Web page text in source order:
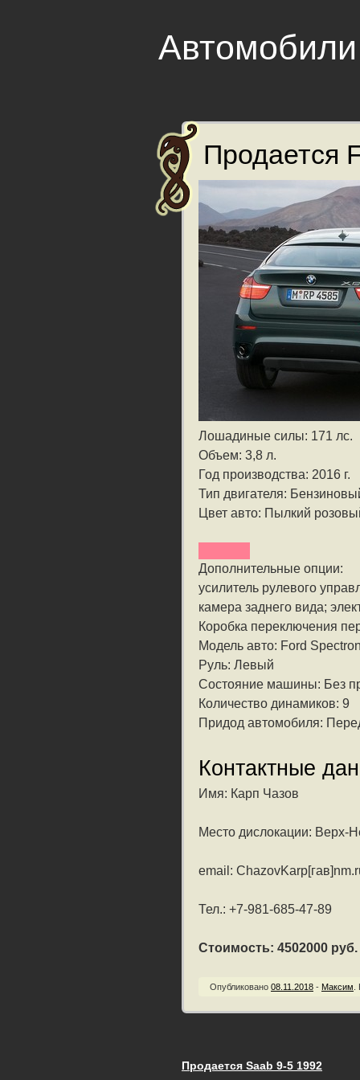
Автомобили
Продается
Лошадиные силы: 171 лс.
Объем: 3,8 л.
Год производства: 2016 г.
Тип двигателя:
Цвет авто: Пылкий
Дополнительные опции:
усилитель рулевого
камера заднего вида;
Коробка переключения
Модель авто: Ford
Руль: Левый
Состояние машины: Без
Количество динамиков: 9
Придод автомобиля:
Контактные
Имя: Карп Чазов
Место дислокации: Верх-
email:
Тел.: +7-981-685-47-89
Стоимость: 4502000 руб.
Опубликовано 08.11.2018 - Максим
Продается Saab 9-5 1992